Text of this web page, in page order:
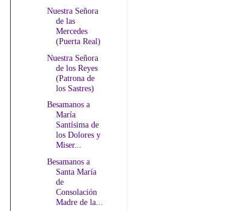
Nuestra Señora
de las
Mercedes
(Puerta Real)
Nuestra Señora
de los Reyes
(Patrona de
los Sastres)
Besamanos a
María
Santísima de
los Dolores y
Miser...
Besamanos a
Santa María
de
Consolación
Madre de la...